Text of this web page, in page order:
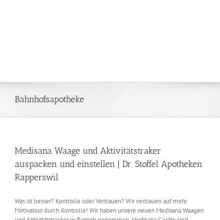
Bahnhofsapotheke
Medisana Waage und Aktivitätstraker
auspacken und einstellen | Dr. Stoffel Apotheken
Rapperswil
Was ist besser? Kontrolle oder Vertrauen? Wir vertrauen auf mehr
Motivation durch Kontrolle! Wir haben unsere neuen Medisana Waagen